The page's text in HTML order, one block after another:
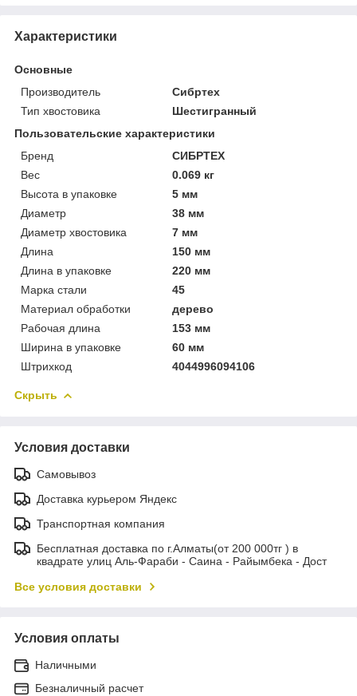
Характеристики
Основные
Производитель
Сибртех
Тип хвостовика
Шестигранный
Пользовательские характеристики
Бренд
СИБРТЕХ
Вес
0.069 кг
Высота в упаковке
5 мм
Диаметр
38 мм
Диаметр хвостовика
7 мм
Длина
150 мм
Длина в упаковке
220 мм
Марка стали
45
Материал обработки
дерево
Рабочая длина
153 мм
Ширина в упаковке
60 мм
Штрихкод
4044996094106
Скрыть
Условия доставки
Самовывоз
Доставка курьером Яндекс
Транспортная компания
Бесплатная доставка по г.Алматы(от 200 000тг ) в
квадрате улиц Аль-Фараби - Саина - Райымбека - Дост
Все условия доставки
Условия оплаты
Наличными
Безналичный расчет